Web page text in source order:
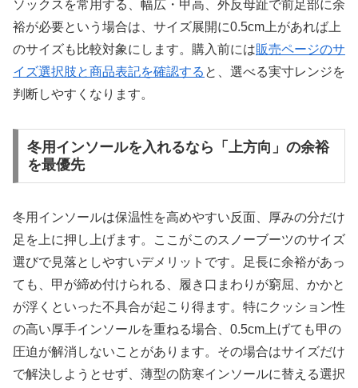
ソックスを常用する、幅広・甲高、外反母趾で前足部に余
裕が必要という場合は、サイズ展開に0.5cm上があれば上
のサイズも比較対象にします。購入前には販売ページのサ
イズ選択肢と商品表記を確認する と、選べる実寸レンジを
判断しやすくなります。
冬用インソールを入れるなら「上方向」の余裕
を最優先
冬用インソールは保温性を高めやすい反面、厚みの分だけ
足を上に押し上げます。ここがこのスノーブーツのサイズ
選びで見落としやすいデメリットです。足長に余裕があっ
ても、甲が締め付けられる、履き口まわりが窮屈、かかと
が浮くといった不具合が起こり得ます。特にクッション性
の高い厚手インソールを重ねる場合、0.5cm上げても甲の
圧迫が解消しないことがあります。その場合はサイズだけ
で解決しようとせず、薄型の防寒インソールに替える選択